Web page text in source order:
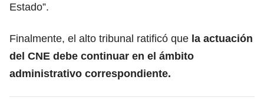
Estado”.
Finalmente, el alto tribunal ratificó que la actuación
del CNE debe continuar en el ámbito
administrativo correspondiente.